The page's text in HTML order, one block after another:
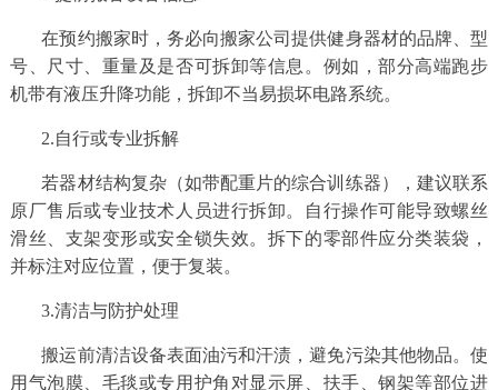
闻
态
联
我
在预约搬家时，务必向搬家公司提供健身器材的品牌、型
号、尺寸、重量及是否可拆卸等信息。例如，部分高端跑步
机带有液压升降功能，拆卸不当易损坏电路系统。
2.自行或专业拆解
若器材结构复杂（如带配重片的综合训练器），建议联系
原厂售后或专业技术人员进行拆卸。自行操作可能导致螺丝
滑丝、支架变形或安全锁失效。拆下的零部件应分类装袋，
并标注对应位置，便于复装。
3.清洁与防护处理
搬运前清洁设备表面油污和汗渍，避免污染其他物品。使
用气泡膜、毛毯或专用护角对显示屏、扶手、钢架等部位进